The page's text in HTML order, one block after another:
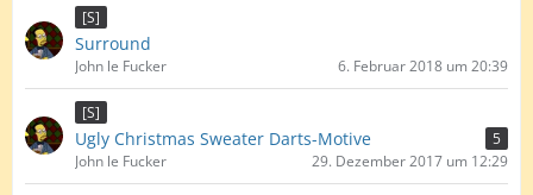
[S]
Surround
John le Fucker 6. Februar 2018 um 20:39
[S]
Ugly Christmas Sweater Darts-Motive
5
John le Fucker
29. Dezember 2017 um 12:29